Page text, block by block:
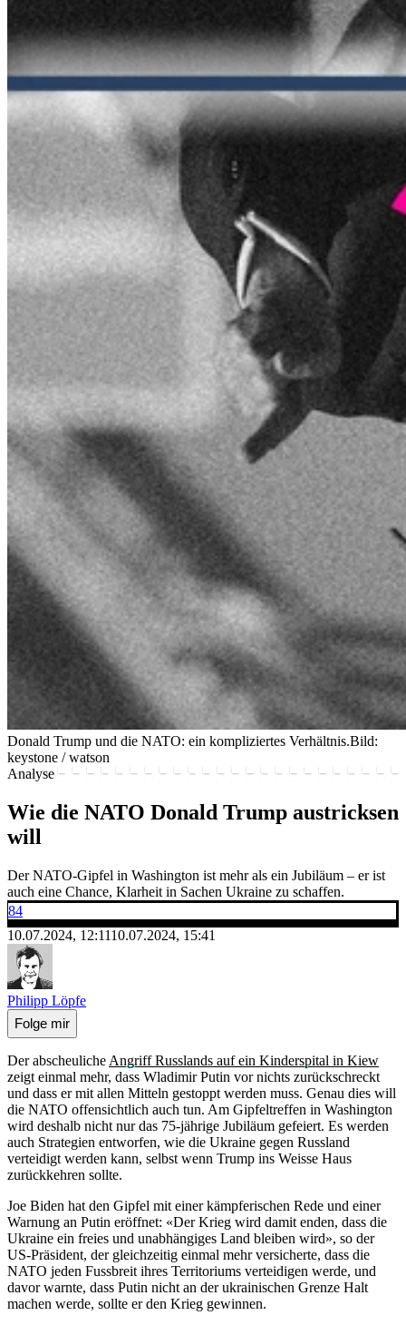
Donald Trump und die NATO: ein kompliziertes Verhältnis.Bild:
keystone / watson
Analyse
Wie die NATO Donald Trump austricksen
will
Der NATO-Gipfel in Washington ist mehr als ein Jubiläum – er ist
auch eine Chance, Klarheit in Sachen Ukraine zu schaffen.
84
10.07.2024, 12:1110.07.2024, 15:41
Philipp Löpfe
Folge mir
Der abscheuliche Angriff Russlands auf ein Kinderspital in Kiew
zeigt einmal mehr, dass Wladimir Putin vor nichts zurückschreckt
und dass er mit allen Mitteln gestoppt werden muss. Genau dies will
die NATO offensichtlich auch tun. Am Gipfeltreffen in Washington
wird deshalb nicht nur das 75-jährige Jubiläum gefeiert. Es werden
auch Strategien entworfen, wie die Ukraine gegen Russland
verteidigt werden kann, selbst wenn Trump ins Weisse Haus
zurückkehren sollte.
Joe Biden hat den Gipfel mit einer kämpferischen Rede und einer
Warnung an Putin eröffnet: «Der Krieg wird damit enden, dass die
Ukraine ein freies und unabhängiges Land bleiben wird», so der
US-Präsident, der gleichzeitig einmal mehr versicherte, dass die
NATO jeden Fussbreit ihres Territoriums verteidigen werde, und
davor warnte, dass Putin nicht an der ukrainischen Grenze Halt
machen werde, sollte er den Krieg gewinnen.